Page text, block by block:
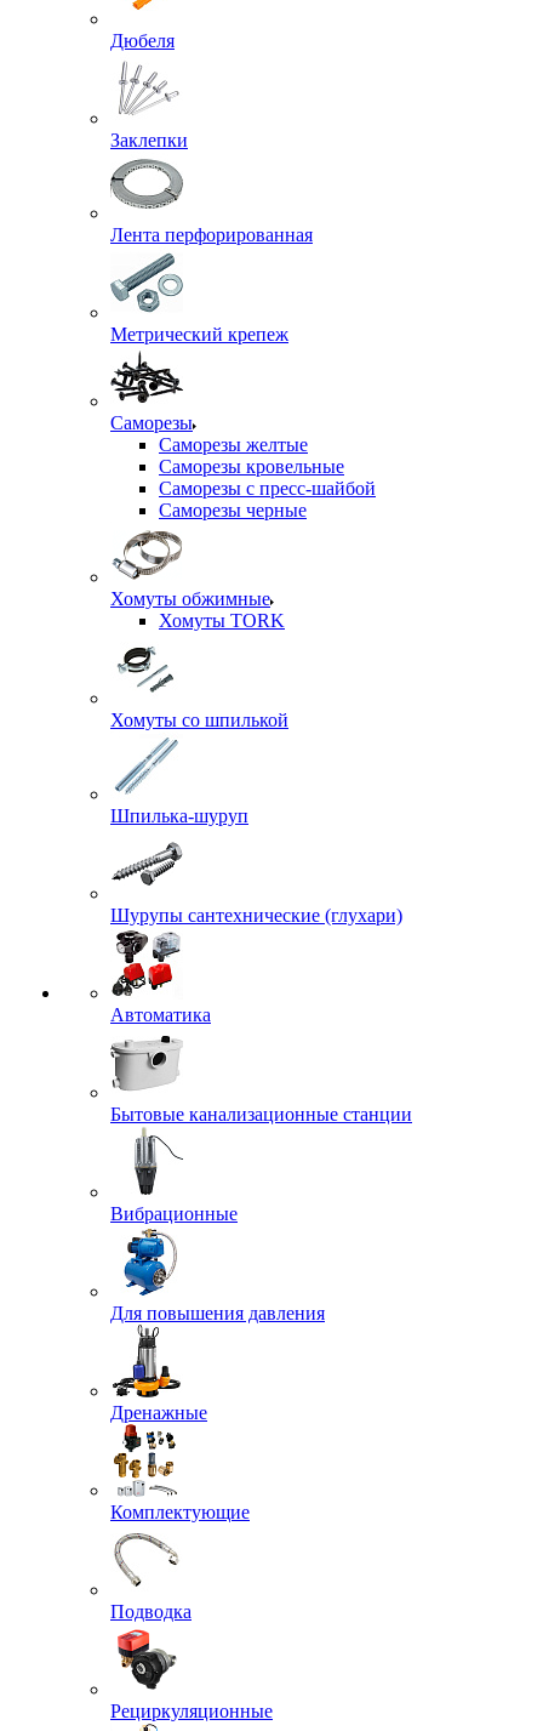
Дюбеля
Заклепки
Лента перфорированная
Метрический крепеж
Саморезы
Саморезы желтые
Саморезы кровельные
Саморезы с пресс-шайбой
Саморезы черные
Хомуты обжимные
Хомуты TORK
Хомуты со шпилькой
Шпилька-шуруп
Шурупы сантехнические (глухари)
Автоматика
Бытовые канализационные станции
Вибрационные
Для повышения давления
Дренажные
Комплектующие
Подводка
Рециркуляционные